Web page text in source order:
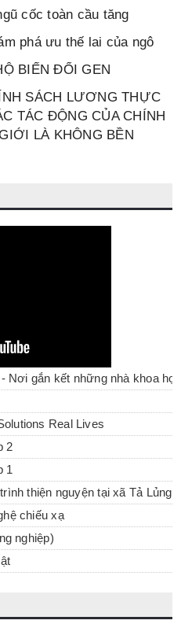
cốc toàn cầu tăng
phá ưu thế lai của ngô
BIẾN ĐỔI GEN
SÁCH LƯƠNG THỰC
TÁC ĐỘNG CỦA CHÍNH
LÀ KHÔNG BỀN
Nơi gắn kết những nhà khoa học
Real Lives
2
1
thiện nguyện tại xã Tả Lủng
chiếu xạ
nghiệp)